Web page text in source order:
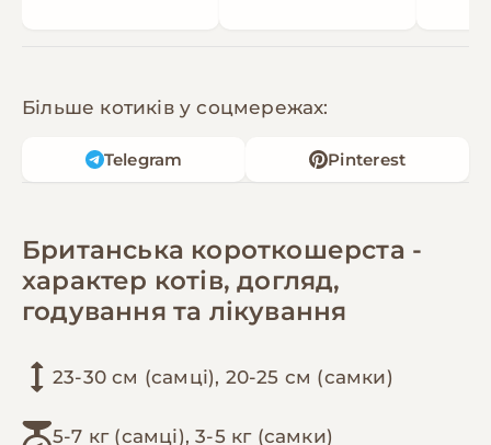
Більше котиків у соцмережах:
Telegram Pinterest
Британська короткошерста -
характер котів, догляд,
годування та лікування
23-30 см (самці), 20-25 см (самки)
5-7 кг (самці), 3-5 кг (самки)